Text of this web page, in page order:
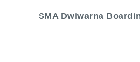
SMA Dwiwarna